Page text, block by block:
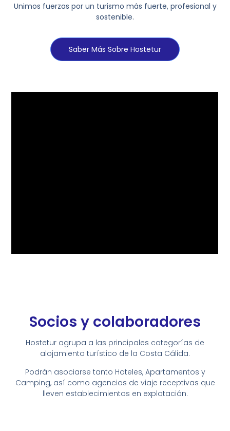
Unimos fuerzas por un turismo más fuerte, profesional y
sostenible.
Saber Más Sobre Hostetur
Socios y colaboradores
Hostetur agrupa a las principales categorías de
alojamiento turístico de la Costa Cálida.
Podrán asociarse tanto Hoteles, Apartamentos y
Camping, así como agencias de viaje receptivas que
lleven establecimientos en explotación.